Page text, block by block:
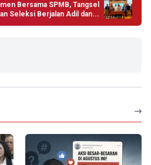
Bersama SPMB, Tangsel
Seleksi Berjalan Adil dan...